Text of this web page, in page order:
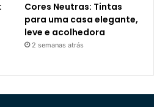
Cores Neutras: Tintas
para uma casa elegante,
leve e acolhedora
2 semanas atrás